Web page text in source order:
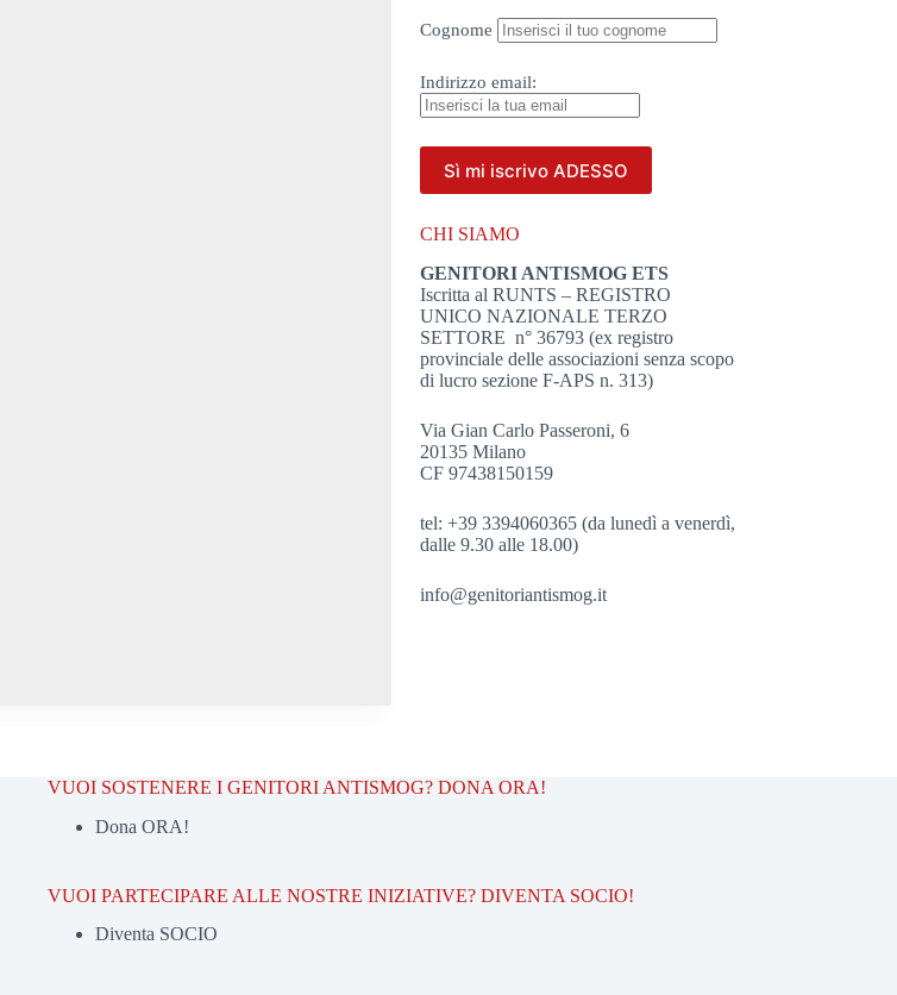
Cognome
Indirizzo email:
CHI SIAMO
GENITORI ANTISMOG ETS
Iscritta al RUNTS – REGISTRO
UNICO NAZIONALE TERZO
SETTORE n° 36793 (ex registro
provinciale delle associazioni senza scopo
di lucro sezione F-APS n. 313)
Via Gian Carlo Passeroni, 6
20135 Milano
CF 97438150159
tel: +39 3394060365 (da lunedì a venerdì,
dalle 9.30 alle 18.00)
info@genitoriantismog.it
VUOI SOSTENERE I GENITORI ANTISMOG? DONA ORA!
Dona ORA!
VUOI PARTECIPARE ALLE NOSTRE INIZIATIVE? DIVENTA SOCIO!
Diventa SOCIO